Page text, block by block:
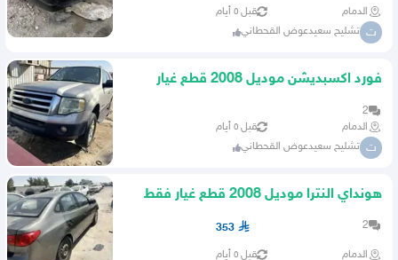
الدمام قبل ٥ أيام
ت تشليح سعيدعوض القحطاني
فورد اكسبديشن موديل 2008 قطع غيار
2
الدمام
قبل ٥ أيام
ت تشليح سعيدعوض القحطاني
هونداي النترا موديل 2008 قطع غيار فقط
2
353
الدمام قبل ٥ أيام